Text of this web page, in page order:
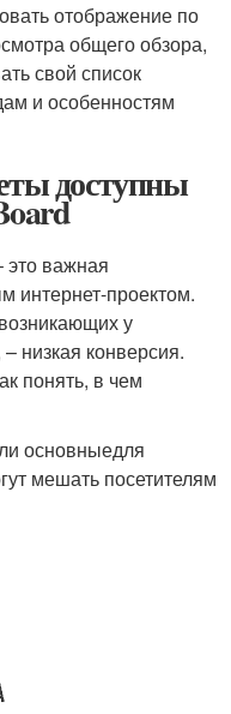
отображение по
общего обзора,
свой список
и особенностям
доступны
это важная
интернет-проектом.
у
низкая конверсия.
понять, в чем
основныедля
мешать посетителям